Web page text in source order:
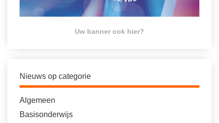
Uw banner ook hier?
Nieuws op categorie
Algemeen
Basisonderwijs